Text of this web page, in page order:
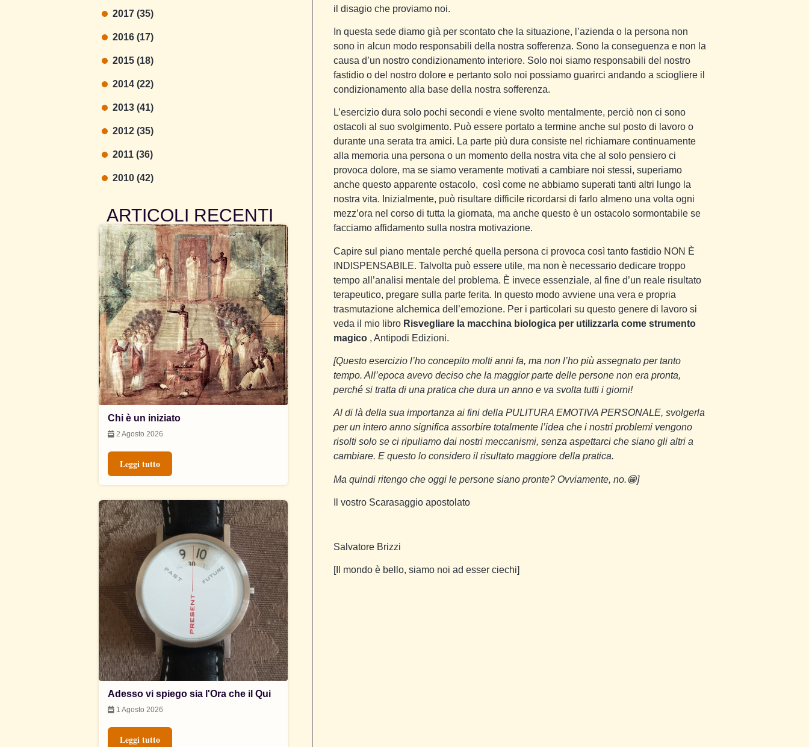
2017 (35)
2016 (17)
2015 (18)
2014 (22)
2013 (41)
2012 (35)
2011 (36)
2010 (42)
ARTICOLI RECENTI
Chi è un iniziato
2 Agosto 2026
Leggi tutto
Adesso vi spiego sia l'Ora che il Qui
1 Agosto 2026
Leggi tutto
il disagio che proviamo noi.
In questa sede diamo già per scontato che la situazione, l’azienda o la persona non
sono in alcun modo responsabili della nostra sofferenza. Sono la conseguenza e non la
causa d’un nostro condizionamento interiore. Solo noi siamo responsabili del nostro
fastidio o del nostro dolore e pertanto solo noi possiamo guarirci andando a sciogliere il
condizionamento alla base della nostra sofferenza.
L’esercizio dura solo pochi secondi e viene svolto mentalmente, perciò non ci sono
ostacoli al suo svolgimento. Può essere portato a termine anche sul posto di lavoro o
durante una serata tra amici. La parte più dura consiste nel richiamare continuamente
alla memoria una persona o un momento della nostra vita che al solo pensiero ci
provoca dolore, ma se siamo veramente motivati a cambiare noi stessi, superiamo
anche questo apparente ostacolo, così come ne abbiamo superati tanti altri lungo la
nostra vita. Inizialmente, può risultare difficile ricordarsi di farlo almeno una volta ogni
mezz’ora nel corso di tutta la giornata, ma anche questo è un ostacolo sormontabile se
facciamo affidamento sulla nostra motivazione.
Capire sul piano mentale perché quella persona ci provoca così tanto fastidio NON È
INDISPENSABILE. Talvolta può essere utile, ma non è necessario dedicare troppo
tempo all’analisi mentale del problema. È invece essenziale, al fine d’un reale risultato
terapeutico, pregare sulla parte ferita. In questo modo avviene una vera e propria
trasmutazione alchemica dell’emozione. Per i particolari su questo genere di lavoro si
veda il mio libro Risvegliare la macchina biologica per utilizzarla come strumento
magico, Antipodi Edizioni.
[Questo esercizio l’ho concepito molti anni fa, ma non l’ho più assegnato per tanto
tempo. All’epoca avevo deciso che la maggior parte delle persone non era pronta,
perché si tratta di una pratica che dura un anno e va svolta tutti i giorni!
Al di là della sua importanza ai fini della PULITURA EMOTIVA PERSONALE, svolgerla
per un intero anno significa assorbire totalmente l’idea che i nostri problemi vengono
risolti solo se ci ripuliamo dai nostri meccanismi, senza aspettarci che siano gli altri a
cambiare. E questo lo considero il risultato maggiore della pratica.
Ma quindi ritengo che oggi le persone siano pronte? Ovviamente, no.😁]
Il vostro Scarasaggio apostolato
Salvatore Brizzi
[Il mondo è bello, siamo noi ad esser ciechi]